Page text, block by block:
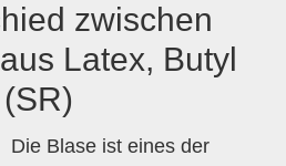
zwischen
Latex, Butyl
Die Blase ist eines der